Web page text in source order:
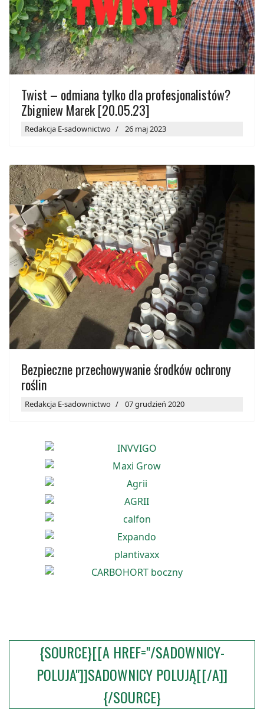
Twist – odmiana tylko dla profesjonalistów?
Zbigniew Marek [20.05.23]
Redakcja E-sadownictwo 26 maj 2023
Bezpieczne przechowywanie środków ochrony
roślin
Redakcja E-sadownictwo 07 grudzień 2020
{SOURCE}[[A HREF="/SADOWNICY-
POLUJA"]]SADOWNICY POLUJĄ[[/A]]
{/SOURCE}